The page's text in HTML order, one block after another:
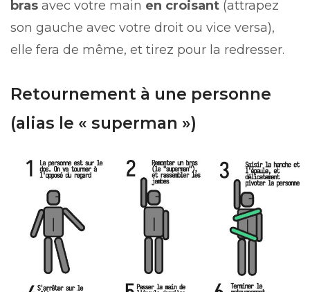
bras avec votre main en croisant (attrapez
son gauche avec votre droit ou vice versa),
elle fera de même, et tirez pour la redresser.
Retournement à une personne
(alias le « superman »)